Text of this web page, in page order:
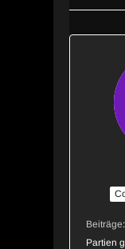
Beiträge
Partien